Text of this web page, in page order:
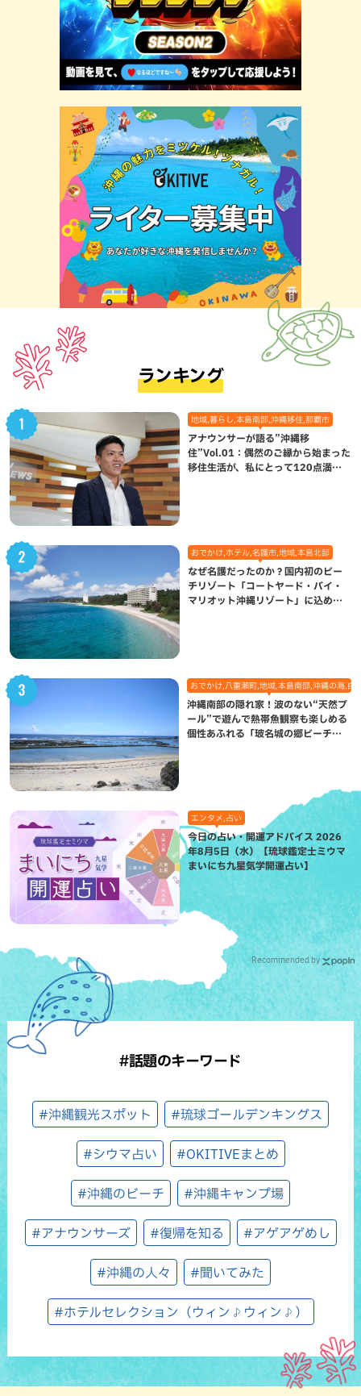
ランキング
地域,暮らし,本島南部,沖縄移住,那覇市
アナウンサーが語る”沖縄移
住”Vol.01：偶然のご縁から始まった
移住生活が、私にとって120点満点
おでかけ,ホテル,名護市,地域,本島北部
なぜ名護だったのか？国内初のビー
チリゾート「コートヤード・バイ・
マリオット沖縄リゾート」に込めら
おでかけ,八重瀬町,地域,本島南部,沖縄の海,自
沖縄南部の隠れ家！波のない“天然プ
ール”で遊んで熱帯魚観察も楽しめる
個性あふれる「玻名城の郷ビーチ」
エンタメ,占い
今日の占い・開運アドバイス 2026
年8月5日（水）【琉球鑑定士ミウマ
まいにち九星気学開運占い】
Recommended by
#話題のキーワード
#沖縄観光スポット #琉球ゴールデンキングス
#シウマ占い #OKITIVEまとめ
#沖縄のビーチ #沖縄キャンプ場
#アナウンサーズ #復帰を知る #アゲアゲめし
#沖縄の人々 #聞いてみた
#ホテルセレクション（ウィン♪ウィン♪）